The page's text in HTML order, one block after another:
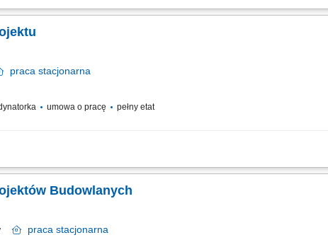
od fazy przygotowania po odbiór końcowy, z naciskiem na terminowość i
Projektu
praca stacjonarna
umowa o pracę pełny etat
od rozpoczęcia do zakończenia. Planowanie i nadzorowanie
Budowlanych
praca stacjonarna